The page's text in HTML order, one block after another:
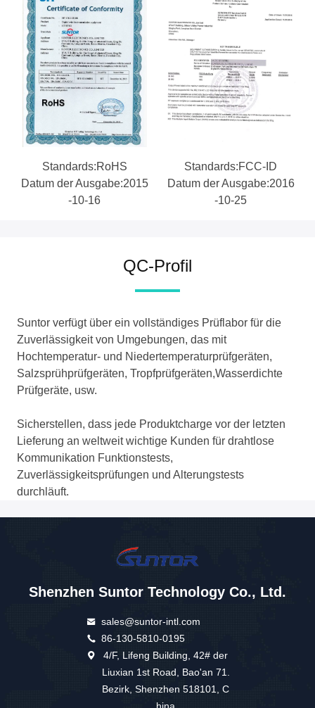
Standards:RoHS
Datum der Ausgabe:2015
-10-16
Standards:FCC-ID
Datum der Ausgabe:2016
-10-25
QC-Profil
Suntor verfügt über ein vollständiges Prüflabor für die
Zuverlässigkeit von Umgebungen, das mit
Hochtemperatur- und Niedertemperaturprüfgeräten,
Salzsprühprüfgeräten, Tropfprüfgeräten,Wasserdichte
Prüfgeräte, usw.
Sicherstellen, dass jede Produktcharge vor der letzten
Lieferung an weltweit wichtige Kunden für drahtlose
Kommunikation Funktionstests,
Zuverlässigkeitsprüfungen und Alterungstests
durchläuft.
Shenzhen Suntor Technology Co., Ltd.
sales@suntor-intl.com
86-130-5810-0195
4/F, Lifeng Building, 42# der
Liuxian 1st Road, Bao'an 71.
Bezirk, Shenzhen 518101, C